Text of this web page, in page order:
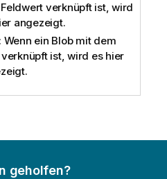
verknüpft ist, wird
angezeigt.
: Wenn ein Blob mit dem
ist, wird es hier
geholfen?